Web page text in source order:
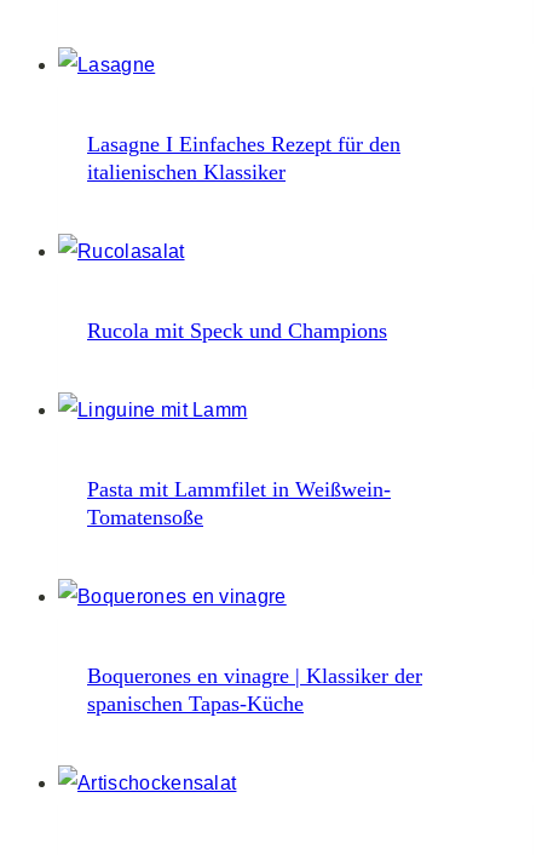
Lasagne I Einfaches Rezept für den
italienischen Klassiker
Rucola mit Speck und Champions
Pasta mit Lammfilet in Weißwein-
Tomatensoße
Boquerones en vinagre | Klassiker der
spanischen Tapas-Küche